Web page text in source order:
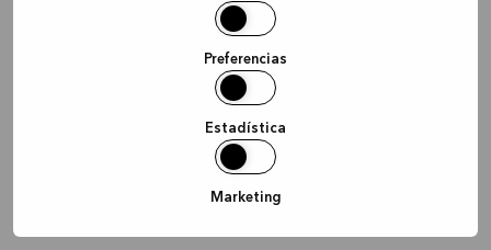
Preferencias
Estadística
Marketing